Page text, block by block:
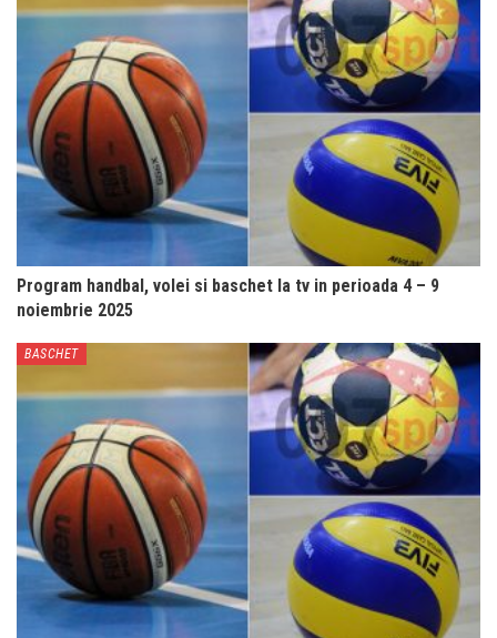
Program handbal, volei si baschet la tv in perioada 4 – 9
noiembrie 2025
BASCHET